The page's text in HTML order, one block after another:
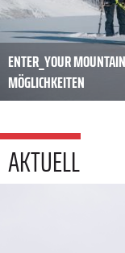
ENTER_YOUR
MÖGLICHKEITEN
AKTUELL